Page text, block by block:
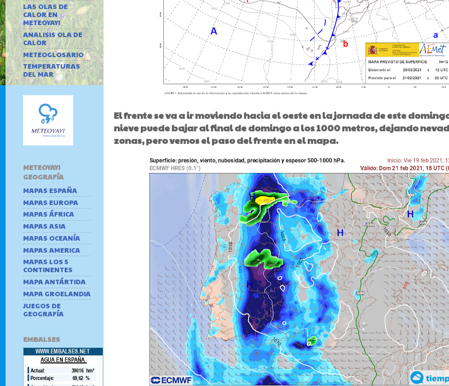
El frente se va a ir moviendo hacia el oeste en la jornada de este
nieve puede bajar al final de domingo a los 1000 metros, dejando
zonas, pero vemos el paso del frente en el mapa.
LAS OLAS DE
CALOR EN
METEOYAYI
ANALISIS OLA DE
CALOR
METEOGLOSARIO
TEMPERATURAS
DEL MAR
METEOYAYI
GEOGRAFÍA
MAPAS ESPAÑA
MAPAS EUROPA
MAPAS ÁFRICA
MAPAS ASIA
MAPAS OCEANÍA
MAPAS AMERICA
MAPAS LOS 5
CONTINENTES
MAPA ANTÁRTIDA
MAPA GROELANDIA
JUEGOS DE
GEOGRAFÍA
EMBALSES